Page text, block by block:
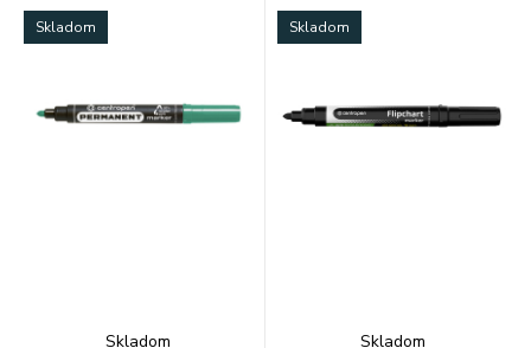
Skladom
Skladom
Skladom
Skladom